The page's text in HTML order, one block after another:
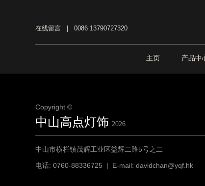
在线留言 0086 13790727320
主页 产品中
Copyright ©
中山高点灯饰 2026
中山市横栏镇茂辉工业区益辉二路5号之二
电话: 0760-88336725 | E-mail: davidchan@yqf.hk